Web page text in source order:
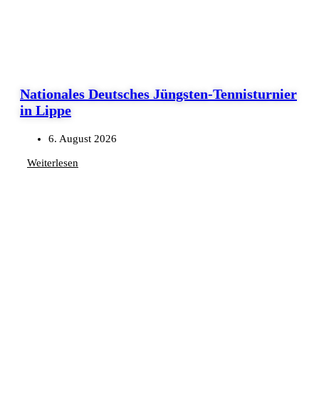
Nationales Deutsches Jüngsten-Tennisturnier
in Lippe
6. August 2026
Weiterlesen